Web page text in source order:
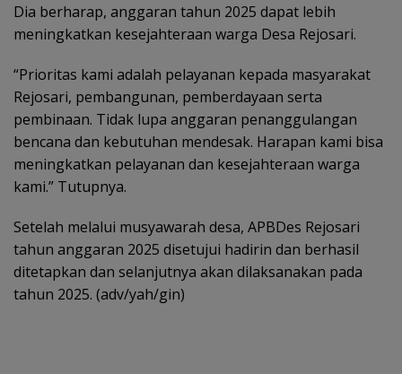
Dia berharap, anggaran tahun 2025 dapat lebih
meningkatkan kesejahteraan warga Desa Rejosari.
“Prioritas kami adalah pelayanan kepada masyarakat
Rejosari, pembangunan, pemberdayaan serta
pembinaan. Tidak lupa anggaran penanggulangan
bencana dan kebutuhan mendesak. Harapan kami bisa
meningkatkan pelayanan dan kesejahteraan warga
kami.” Tutupnya.
Setelah melalui musyawarah desa, APBDes Rejosari
tahun anggaran 2025 disetujui hadirin dan berhasil
ditetapkan dan selanjutnya akan dilaksanakan pada
tahun 2025. (adv/yah/gin)